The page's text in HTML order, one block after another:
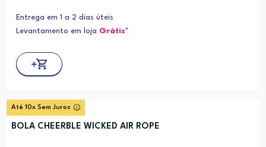
Entrega em 1 a 2 dias úteis
Levantamento em loja Grátis*
Até 10x Sem Juros
BOLA CHEERBLE WICKED AIR ROPE